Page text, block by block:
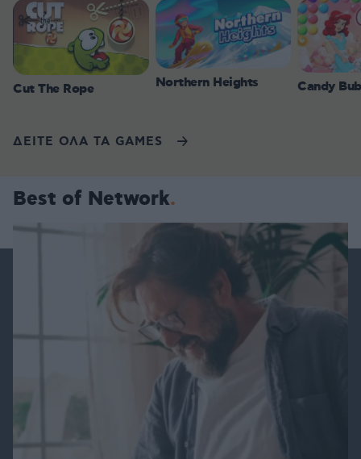
Cut The Rope Northern Heights Candy
ΔΕΙΤΕ ΟΛΑ ΤΑ GAMES
Best of Network